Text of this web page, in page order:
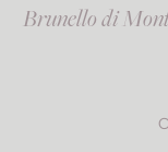
Brunello di